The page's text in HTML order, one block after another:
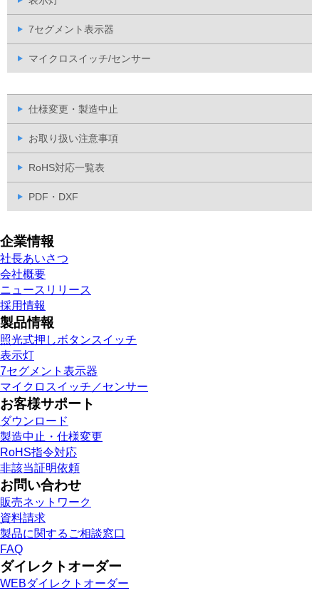
7セグメント表示器
マイクロスイッチ/センサー
仕様変更・製造中止
お取り扱い注意事項
RoHS対応一覧表
PDF・DXF
企業情報
社長あいさつ
会社概要
ニュースリリース
採用情報
製品情報
照光式押しボタンスイッチ
表示灯
7セグメント表示器
マイクロスイッチ／センサー
お客様サポート
ダウンロード
製造中止・仕様変更
RoHS指令対応
非該当証明依頼
お問い合わせ
販売ネットワーク
資料請求
製品に関するご相談窓口
FAQ
ダイレクトオーダー
WEBダイレクトオーダー